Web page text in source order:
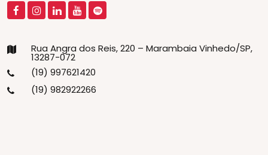
Rua Angra dos Reis, 220 – Marambaia Vinhedo/SP,
13287-072
(19) 997621420
(19) 982922266